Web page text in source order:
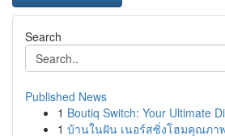
Search
Published News
1 Boutiq Switch: Your Ultimate
1 บ้านในฝัน เนอร์สซิ่งโฮมคุณภา